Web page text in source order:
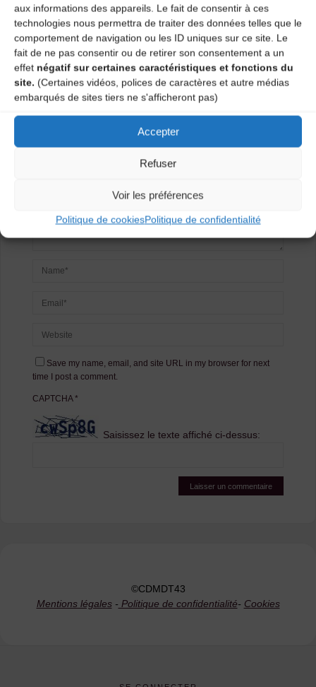
aux informations des appareils. Le fait de consentir à ces
technologies nous permettra de traiter des données telles que le
comportement de navigation ou les ID uniques sur ce site. Le
fait de ne pas consentir ou de retirer son consentement a un
effet négatif sur certaines caractéristiques et fonctions du
site. (Certaines vidéos, polices de caractères et autre médias
embarqués de sites tiers ne s'afficheront pas)
Accepter
Refuser
Voir les préférences
Politique de cookiesPolitique de confidentialité
Laisser un
commentaire
obligatoires sont indiqués avec*
Save my name, email, and site URL in my browser for next
time I post a comment.
CAPTCHA*
Saisissez le texte affiché ci-dessus:
©CDMDT43
Mentions légales- Politique de confidentialité- Cookies